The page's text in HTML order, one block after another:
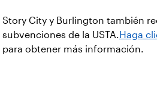
Story City y Burlington también
subvenciones de la USTA.Haga
para obtener más información.